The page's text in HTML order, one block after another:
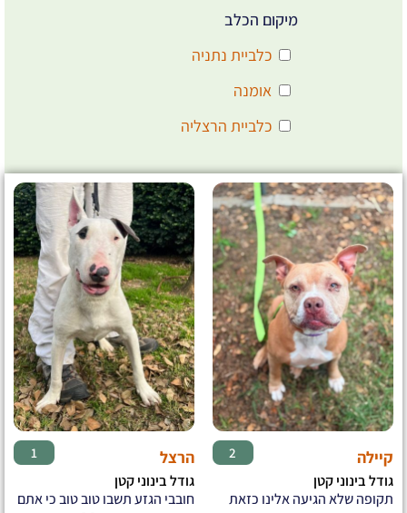
מיקום הכלב
כלביית נתניה
אומנה
כלביית הרצליה
קיילה 2
גודל בינוני קטן
תקופה שלא הגיעה אלינו כזאת
הרצל 1
גודל בינוני קטן
חובבי הגזע תשבו טוב טוב כי אתם